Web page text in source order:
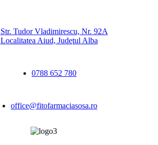
Str. Tudor Vladimirescu, Nr. 92A
Localitatea Aiud, Judeţul Alba
0788 652 780
office@fitofarmaciasosa.ro